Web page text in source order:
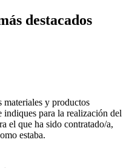
destacados
y productos
indiques para la realización del
el que ha sido contratado/a,
estaba.